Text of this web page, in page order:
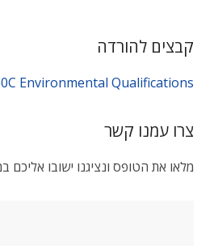
קבצים להורדה
Environmental Qualifications
צרו עמנו קשר
מלאו את הטופס ונציגנו ישובו אליכם